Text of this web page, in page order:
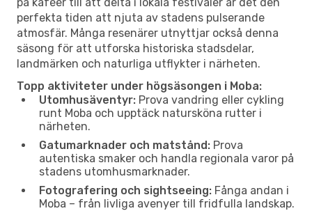
perfekta tiden att njuta av stadens pulserande
atmosfär. Många resenärer utnyttjar också denna
säsong för att utforska historiska stadsdelar,
landmärken och naturliga utflykter i närheten.
Topp aktiviteter under högsäsongen i Moba:
Utomhusäventyr: Prova vandring eller cykling
runt Moba och upptäck natursköna rutter i
närheten.
Gatumarknader och matstånd: Prova
autentiska smaker och handla regionala varor på
stadens utomhusmarknader.
Fotografering och sightseeing: Fånga andan i
Moba – från livliga avenyer till fridfulla landskap.